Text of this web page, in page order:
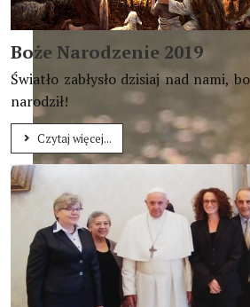
Boże Narodzenie 2019
Światło zabłysło dzisiaj nad nami,
narodził!
Czytaj więcej...